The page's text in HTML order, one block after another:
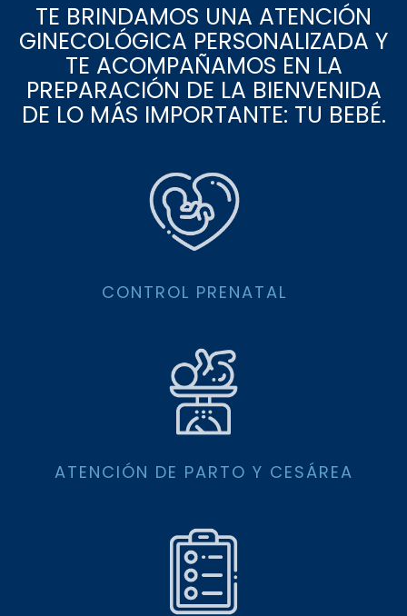
TE BRINDAMOS UNA ATENCIÓN
GINECOLÓGICA PERSONALIZADA Y
TE ACOMPAÑAMOS EN LA
PREPARACIÓN DE LA BIENVENIDA
DE LO MÁS IMPORTANTE: TU BEBÉ.
CONTROL PRENATAL
ATENCIÓN DE PARTO Y CESÁREA